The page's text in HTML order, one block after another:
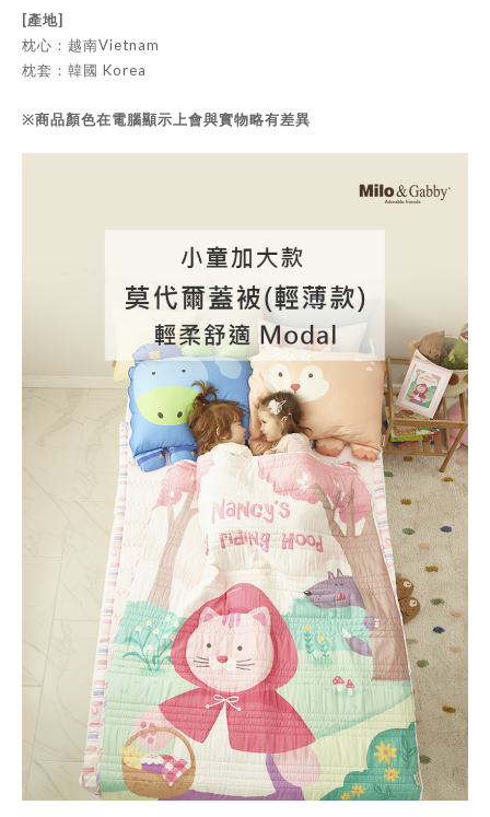
[產地]
枕心：越南Vietnam
枕套：韓國 Korea
※商品顏色在電腦顯示上會與實物略有差異